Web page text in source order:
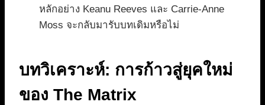
หลักอย่าง Keanu Reeves และ Carrie-Anne
Moss จะกลับมารับบทเดิมหรือไม่
บทวิเคราะห์: การก้าวสู่ยุคใหม่
ของ The Matrix